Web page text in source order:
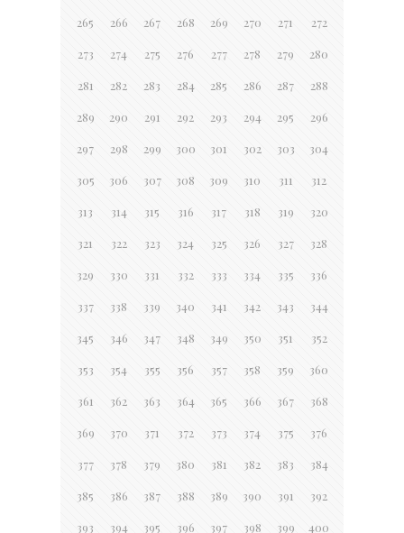
265 266 267 268 269 270 271 272
273 274 275 276 277 278 279 280
281 282 283 284 285 286 287 288
289 290 291 292 293 294 295 296
297 298 299 300 301 302 303 304
305 306 307 308 309 310 311 312
313 314 315 316 317 318 319 320
321 322 323 324 325 326 327 328
329 330 331 332 333 334 335 336
337 338 339 340 341 342 343 344
345 346 347 348 349 350 351 352
353 354 355 356 357 358 359 360
361 362 363 364 365 366 367 368
369 370 371 372 373 374 375 376
377 378 379 380 381 382 383 384
385 386 387 388 389 390 391 392
393 394 395 396 397 398 399 400